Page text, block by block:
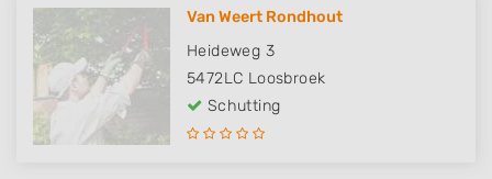
Van Weert Rondhout
Heideweg 3
5472LC Loosbroek
Schutting